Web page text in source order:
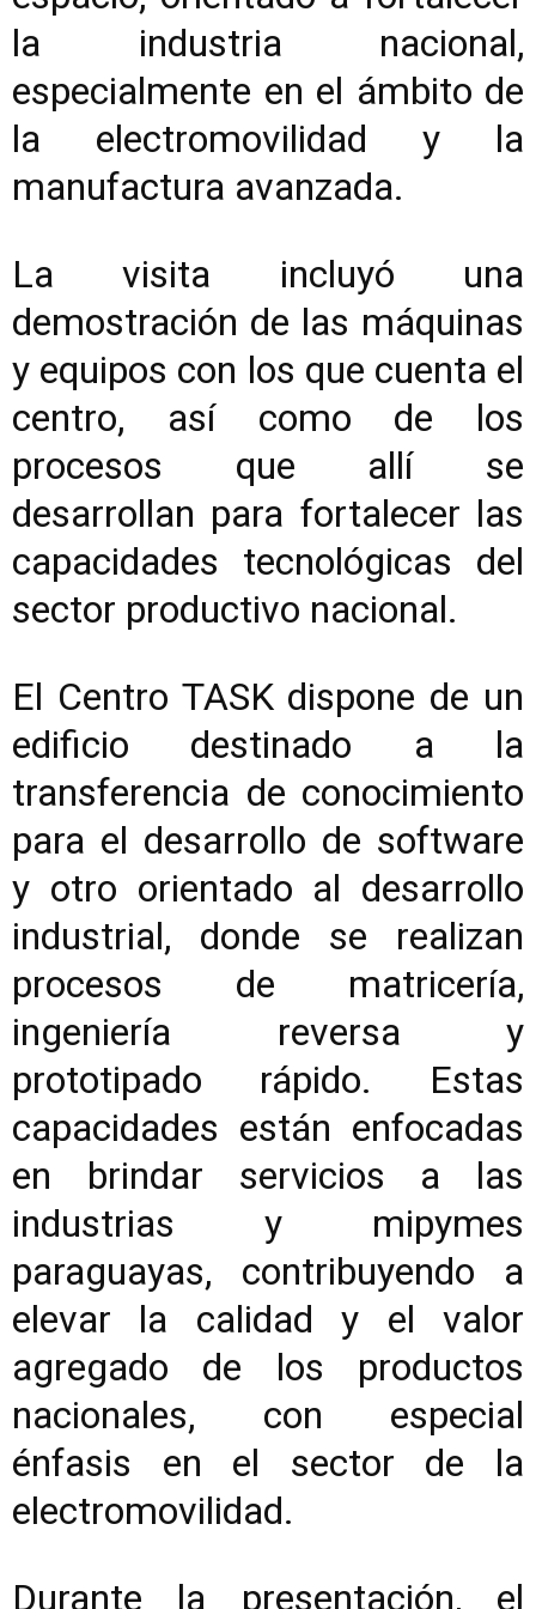
la industria nacional,
especialmente en el ámbito de
la electromovilidad y la
manufactura avanzada.
La visita incluyó una
demostración de las máquinas
y equipos con los que cuenta el
centro, así como de los
procesos que allí se
desarrollan para fortalecer las
capacidades tecnológicas del
sector productivo nacional.
El Centro TASK dispone de un
edificio destinado a la
transferencia de conocimiento
para el desarrollo de software
y otro orientado al desarrollo
industrial, donde se realizan
procesos de matricería,
ingeniería reversa y
prototipado rápido. Estas
capacidades están enfocadas
en brindar servicios a las
industrias y mipymes
paraguayas, contribuyendo a
elevar la calidad y el valor
agregado de los productos
nacionales, con especial
énfasis en el sector de la
electromovilidad.
Durante la presentación, el